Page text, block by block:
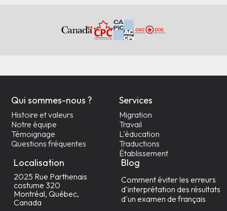
Qui sommes-nous ?
Histoire et valeurs
Notre équipe
Témoignage
Questions fréquentes
Services
Migration
Travail
L'éducation
Traductions
Établissement
Localisation
2025 Rue Parthenais
costume 320
Montréal, Québec,
Canada
Blog
Comment éviter les erreurs
d'interprétation des résultats
d'un examen de français